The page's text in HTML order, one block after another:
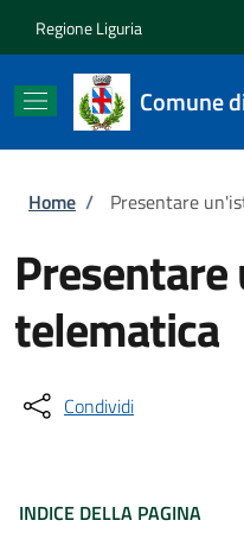
Regione Liguria
Comune
Briciole di
Home / Presentare
telematica
Condividi
INDICE DELLA PAGINA